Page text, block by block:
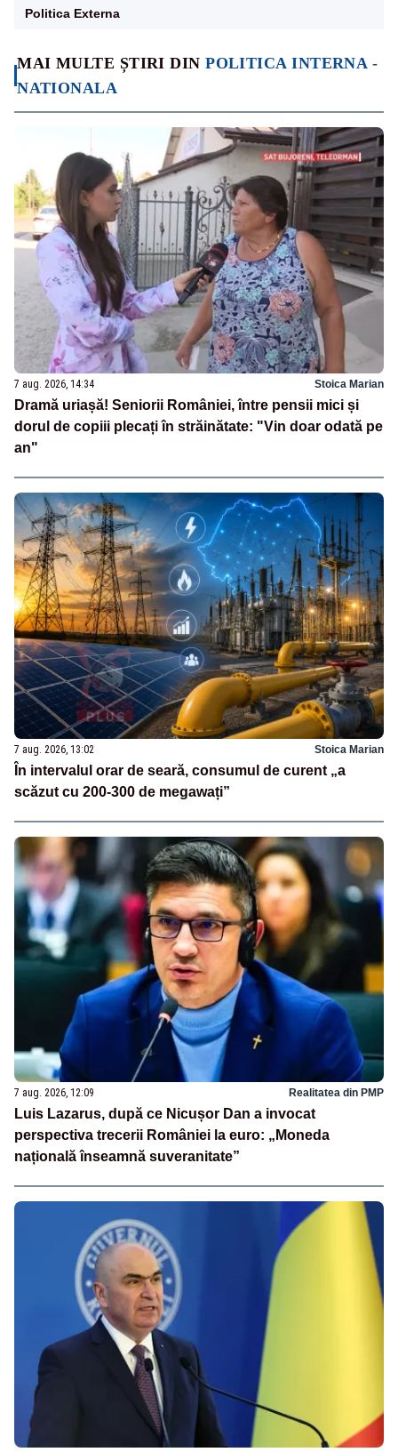
MAI MULTE ȘTIRI DINPOLITICA INTERNA -
NATIONALA
7 aug. 2026, 14:34 Stoica Marian
Dramă uriașă! Seniorii României, între pensii mici și
dorul de copiii plecați în străinătate: "Vin doar odată pe
an"
7 aug. 2026, 13:02 Stoica Marian
În intervalul orar de seară, consumul de curent „a
scăzut cu 200-300 de megawați”
7 aug. 2026, 12:09 Realitatea din PMP
Luis Lazarus, după ce Nicușor Dan a invocat
perspectiva trecerii României la euro: „Moneda
națională înseamnă suveranitate”
Politica Externa